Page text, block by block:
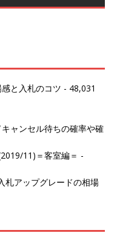
と入札のコツ - 48,031
ャンセル待ちの確率や確
11)＝客室編＝ -
アップグレードの相場